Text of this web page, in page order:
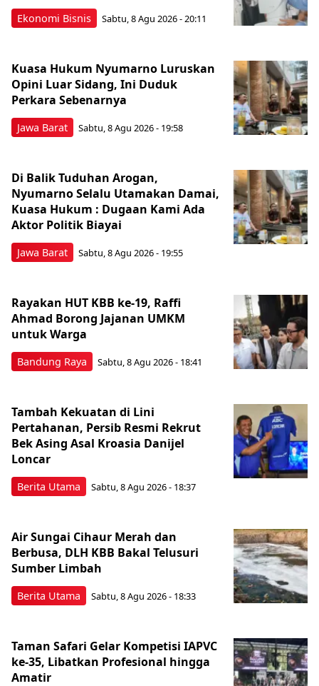
Ekonomi Bisnis Sabtu, 8 Agu 2026 - 20:11
Jawa Barat
Kuasa Hukum Nyumarno Luruskan
Opini Luar Sidang, Ini Duduk
Perkara Sebenarnya ​
Sabtu, 8 Agu 2026 - 19:58
Jawa Barat
Di Balik Tuduhan Arogan,
Nyumarno Selalu Utamakan Damai,
Kuasa Hukum : Dugaan Kami Ada
Aktor Politik Biayai
Sabtu, 8 Agu 2026 - 19:55
Bandung Raya
Rayakan HUT KBB ke-19, Raffi
Ahmad Borong Jajanan UMKM
untuk Warga
Sabtu, 8 Agu 2026 - 18:41
Berita Utama
Tambah Kekuatan di Lini
Pertahanan, Persib Resmi Rekrut
Bek Asing Asal Kroasia Danijel
Loncar
Sabtu, 8 Agu 2026 - 18:37
Berita Utama
Air Sungai Cihaur Merah dan
Berbusa, DLH KBB Bakal Telusuri
Sumber Limbah
Sabtu, 8 Agu 2026 - 18:33
Taman Safari Gelar Kompetisi IAPVC
ke-35, Libatkan Profesional hingga
Amatir